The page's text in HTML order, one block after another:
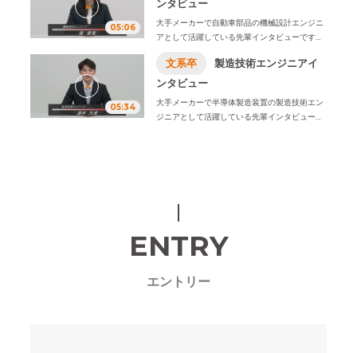
ロジーズは、株式会社オープンアップネクスト
エンジニアに社名変更致しました。
05:06
ンタビュー
大手メーカーで自動車部品の機械設計エンジニ
アとして活躍している先輩インタビューです。
容ややりがい、1日のスケジュール例などをお伝
えします。
ロジーズは、株式会社オープンアップネクスト
エンジニアに社名変更致しました。
05:34
文系卒
製造技術エンジニアイ
ンタビュー
大手メーカーで半導体製造装置の製造技術エン
ジニアとして活躍している先輩インタビューで
エンジニアに社名変更致しました。
ENTRY
エントリー